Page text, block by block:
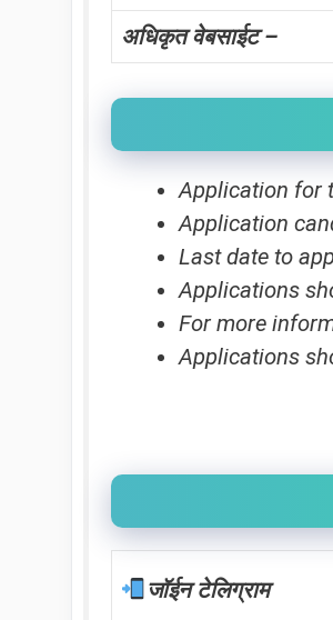
अधिकृत वेबसाईट –
Application for
Application
Last date to
Applications
For more
Applications
जॉईन टेलिग्राम